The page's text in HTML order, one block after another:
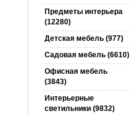
Предметы интерьера
(12280)
Детская мебель (977)
Садовая мебель (6610)
Офисная мебель
(3843)
Интерьерные
светильники (9832)